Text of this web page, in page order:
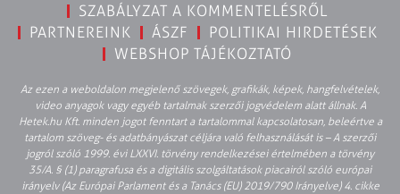
SZABÁLYZAT A KOMMENTELÉSRŐL
PARTNEREINK
ÁSZF
POLITIKAI HIRDETÉSEK
WEBSHOP TÁJÉKOZTATÓ
Az ezen a weboldalon megjelenő szövegek, grafikák, képek, hangfelvételek,
video anyagok vagy egyéb tartalmak szerzői jogvédelem alatt állnak. A
Hetek.hu Kft. minden jogot fenntart a tartalommal kapcsolatosan, beleértve a
tartalom szöveg- és adatbányászat céljára való felhasználását is – A szerzői
jogról szóló 1999. évi LXXVI. törvény rendelkezései értelmében a törvény
35/A. § (1) paragrafusa és a digitális szolgáltatások piacairól szóló európai
irányelv (Az Európai Parlament és a Tanács (EU) 2019/790 Irányelve) 4. cikke